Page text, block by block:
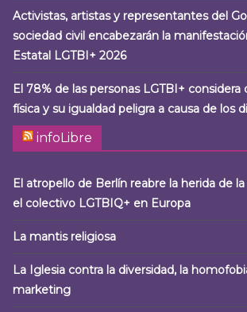
Activistas, artistas y representantes del
sociedad civil encabezarán la
Estatal LGTBI+ 2026
El 78% de las personas LGTBI+
física y su igualdad peligra a causa de los
infoLibre
El atropello de Berlín reabre la herida de
el colectivo LGTBIQ+ en Europa
La mantis religiosa
La Iglesia contra la diversidad, la
marketing